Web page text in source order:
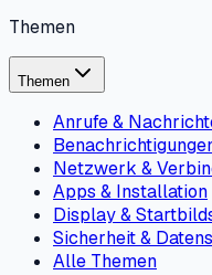
Themen
Themen
Anrufe &
Netzwerk &
Apps & Installation
Display &
Sicherheit &
Alle Themen